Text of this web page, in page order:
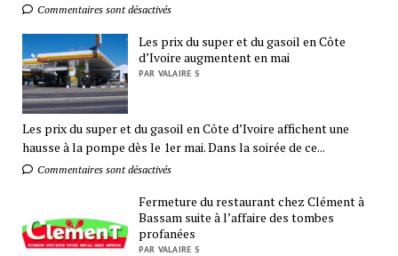
Commentaires sont désactivés
Les prix du super et du gasoil en Côte
d’Ivoire augmentent en mai
PAR VALAIRE S
Les prix du super et du gasoil en Côte d’Ivoire affichent une
hausse à la pompe dès le 1er mai. Dans la soirée de ce...
Commentaires sont désactivés
Fermeture du restaurant chez Clément à
Bassam suite à l’affaire des tombes
profanées
PAR VALAIRE S